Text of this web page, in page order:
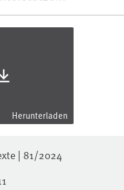
Herunterladen
| 81/2024